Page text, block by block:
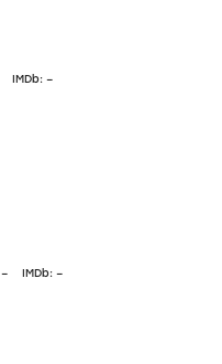
IMDb: –
– IMDb: –